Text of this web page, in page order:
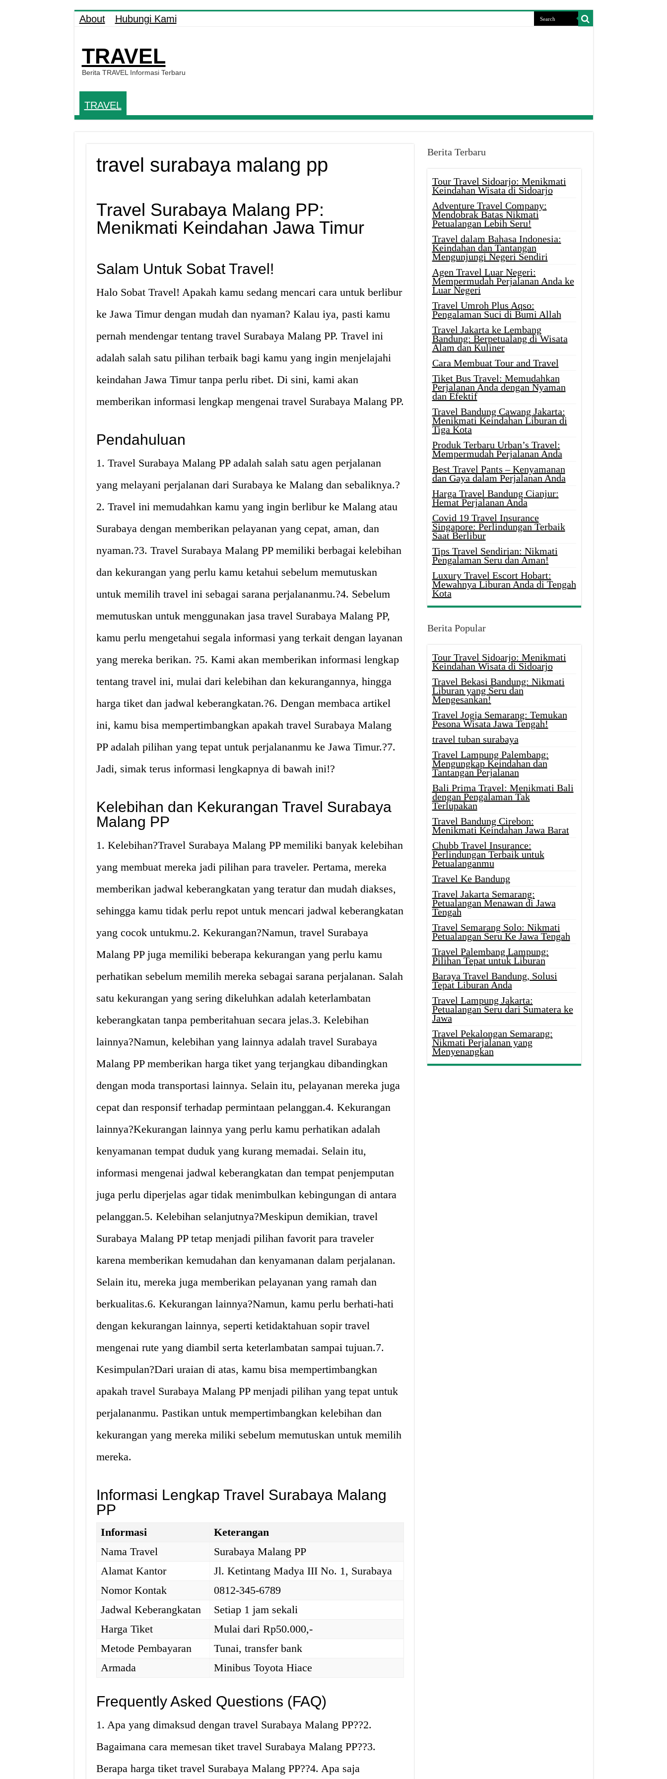
About Hubungi Kami
TRAVEL
Berita TRAVEL Informasi Terbaru
TRAVEL
travel surabaya malang pp
Travel Surabaya Malang PP:
Menikmati Keindahan Jawa Timur
Salam Untuk Sobat Travel!
Halo Sobat Travel! Apakah kamu sedang mencari cara untuk berlibur
ke Jawa Timur dengan mudah dan nyaman? Kalau iya, pasti kamu
pernah mendengar tentang travel Surabaya Malang PP. Travel ini
adalah salah satu pilihan terbaik bagi kamu yang ingin menjelajahi
keindahan Jawa Timur tanpa perlu ribet. Di sini, kami akan
memberikan informasi lengkap mengenai travel Surabaya Malang PP.
Pendahuluan
1. Travel Surabaya Malang PP adalah salah satu agen perjalanan
yang melayani perjalanan dari Surabaya ke Malang dan sebaliknya.?
2. Travel ini memudahkan kamu yang ingin berlibur ke Malang atau
Surabaya dengan memberikan pelayanan yang cepat, aman, dan
nyaman.?3. Travel Surabaya Malang PP memiliki berbagai kelebihan
dan kekurangan yang perlu kamu ketahui sebelum memutuskan
untuk memilih travel ini sebagai sarana perjalananmu.?4. Sebelum
memutuskan untuk menggunakan jasa travel Surabaya Malang PP,
kamu perlu mengetahui segala informasi yang terkait dengan layanan
yang mereka berikan. ?5. Kami akan memberikan informasi lengkap
tentang travel ini, mulai dari kelebihan dan kekurangannya, hingga
harga tiket dan jadwal keberangkatan.?6. Dengan membaca artikel
ini, kamu bisa mempertimbangkan apakah travel Surabaya Malang
PP adalah pilihan yang tepat untuk perjalananmu ke Jawa Timur.?7.
Jadi, simak terus informasi lengkapnya di bawah ini!?
Kelebihan dan Kekurangan Travel Surabaya
Malang PP
1. Kelebihan?Travel Surabaya Malang PP memiliki banyak kelebihan
yang membuat mereka jadi pilihan para traveler. Pertama, mereka
memberikan jadwal keberangkatan yang teratur dan mudah diakses,
sehingga kamu tidak perlu repot untuk mencari jadwal keberangkatan
yang cocok untukmu.2. Kekurangan?Namun, travel Surabaya
Malang PP juga memiliki beberapa kekurangan yang perlu kamu
perhatikan sebelum memilih mereka sebagai sarana perjalanan. Salah
satu kekurangan yang sering dikeluhkan adalah keterlambatan
keberangkatan tanpa pemberitahuan secara jelas.3. Kelebihan
lainnya?Namun, kelebihan yang lainnya adalah travel Surabaya
Malang PP memberikan harga tiket yang terjangkau dibandingkan
dengan moda transportasi lainnya. Selain itu, pelayanan mereka juga
cepat dan responsif terhadap permintaan pelanggan.4. Kekurangan
lainnya?Kekurangan lainnya yang perlu kamu perhatikan adalah
kenyamanan tempat duduk yang kurang memadai. Selain itu,
informasi mengenai jadwal keberangkatan dan tempat penjemputan
juga perlu diperjelas agar tidak menimbulkan kebingungan di antara
pelanggan.5. Kelebihan selanjutnya?Meskipun demikian, travel
Surabaya Malang PP tetap menjadi pilihan favorit para traveler
karena memberikan kemudahan dan kenyamanan dalam perjalanan.
Selain itu, mereka juga memberikan pelayanan yang ramah dan
berkualitas.6. Kekurangan lainnya?Namun, kamu perlu berhati-hati
dengan kekurangan lainnya, seperti ketidaktahuan sopir travel
mengenai rute yang diambil serta keterlambatan sampai tujuan.7.
Kesimpulan?Dari uraian di atas, kamu bisa mempertimbangkan
apakah travel Surabaya Malang PP menjadi pilihan yang tepat untuk
perjalananmu. Pastikan untuk mempertimbangkan kelebihan dan
kekurangan yang mereka miliki sebelum memutuskan untuk memilih
mereka.
Informasi Lengkap Travel Surabaya Malang
PP
Informasi
Keterangan
Nama Travel
Surabaya Malang PP
Alamat Kantor
Jl. Ketintang Madya III No. 1, Surabaya
Nomor Kontak
0812-345-6789
Jadwal Keberangkatan
Setiap 1 jam sekali
Harga Tiket
Mulai dari Rp50.000,-
Metode Pembayaran
Tunai, transfer bank
Armada
Minibus Toyota Hiace
Frequently Asked Questions (FAQ)
1. Apa yang dimaksud dengan travel Surabaya Malang PP??2.
Bagaimana cara memesan tiket travel Surabaya Malang PP??3.
Berapa harga tiket travel Surabaya Malang PP??4. Apa saja
Berita Terbaru
Tour Travel Sidoarjo: Menikmati
Keindahan Wisata di Sidoarjo
Adventure Travel Company:
Mendobrak Batas Nikmati
Petualangan Lebih Seru!
Travel dalam Bahasa Indonesia:
Keindahan dan Tantangan
Mengunjungi Negeri Sendiri
Agen Travel Luar Negeri:
Mempermudah Perjalanan Anda ke
Luar Negeri
Travel Umroh Plus Aqso:
Pengalaman Suci di Bumi Allah
Travel Jakarta ke Lembang
Bandung: Berpetualang di Wisata
Alam dan Kuliner
Cara Membuat Tour and Travel
Tiket Bus Travel: Memudahkan
Perjalanan Anda dengan Nyaman
dan Efektif
Travel Bandung Cawang Jakarta:
Menikmati Keindahan Liburan di
Tiga Kota
Produk Terbaru Urban’s Travel:
Mempermudah Perjalanan Anda
Best Travel Pants – Kenyamanan
dan Gaya dalam Perjalanan Anda
Harga Travel Bandung Cianjur:
Hemat Perjalanan Anda
Covid 19 Travel Insurance
Singapore: Perlindungan Terbaik
Saat Berlibur
Tips Travel Sendirian: Nikmati
Pengalaman Seru dan Aman!
Luxury Travel Escort Hobart:
Mewahnya Liburan Anda di Tengah
Kota
Berita Popular
Tour Travel Sidoarjo: Menikmati
Keindahan Wisata di Sidoarjo
Travel Bekasi Bandung: Nikmati
Liburan yang Seru dan
Mengesankan!
Travel Jogja Semarang: Temukan
Pesona Wisata Jawa Tengah!
travel tuban surabaya
Travel Lampung Palembang:
Mengungkap Keindahan dan
Tantangan Perjalanan
Bali Prima Travel: Menikmati Bali
dengan Pengalaman Tak
Terlupakan
Travel Bandung Cirebon:
Menikmati Keindahan Jawa Barat
Chubb Travel Insurance:
Perlindungan Terbaik untuk
Petualanganmu
Travel Ke Bandung
Travel Jakarta Semarang:
Petualangan Menawan di Jawa
Tengah
Travel Semarang Solo: Nikmati
Petualangan Seru Ke Jawa Tengah
Travel Palembang Lampung:
Pilihan Tepat untuk Liburan
Baraya Travel Bandung, Solusi
Tepat Liburan Anda
Travel Lampung Jakarta:
Petualangan Seru dari Sumatera ke
Jawa
Travel Pekalongan Semarang:
Nikmati Perjalanan yang
Menyenangkan